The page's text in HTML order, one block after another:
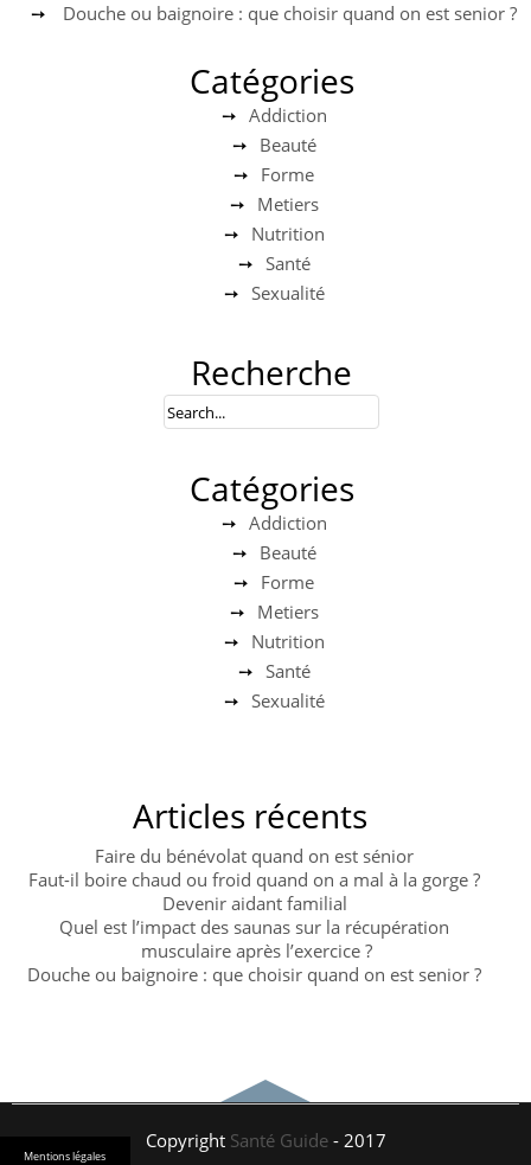
Mentions légales
Douche ou baignoire : que choisir quand on est senior ?
Catégories
Addiction
Beauté
Forme
Metiers
Nutrition
Santé
Sexualité
Recherche
Catégories
Addiction
Beauté
Forme
Metiers
Nutrition
Santé
Sexualité
Articles récents
Faire du bénévolat quand on est sénior
Faut-il boire chaud ou froid quand on a mal à la gorge ?
Devenir aidant familial
Quel est l’impact des saunas sur la récupération
musculaire après l’exercice ?
Douche ou baignoire : que choisir quand on est senior ?
Copyright Santé Guide- 2017